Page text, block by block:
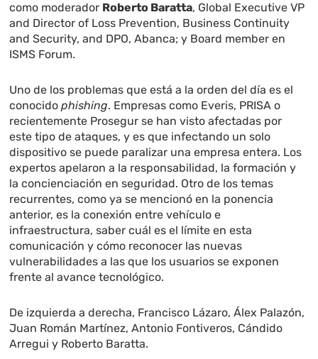
como moderador Roberto Baratta, Global Executive VP
and Director of Loss Prevention, Business Continuity
and Security, and DPO, Abanca; y Board member en
ISMS Forum.
Uno de los problemas que está a la orden del día es el
conocidophishing. Empresas como Everis, PRISA o
recientemente Prosegur se han visto afectadas por
este tipo de ataques, y es que infectando un solo
dispositivo se puede paralizar una empresa entera. Los
expertos apelaron a la responsabilidad, la formación y
la concienciación en seguridad. Otro de los temas
recurrentes, como ya se mencionó en la ponencia
anterior, es la conexión entre vehículo e
infraestructura, saber cuál es el límite en esta
comunicación y cómo reconocer las nuevas
vulnerabilidades a las que los usuarios se exponen
frente al avance tecnológico.
De izquierda a derecha, Francisco Lázaro, Álex Palazón,
Juan Román Martínez, Antonio Fontiveros, Cándido
Arregui y Roberto Baratta.